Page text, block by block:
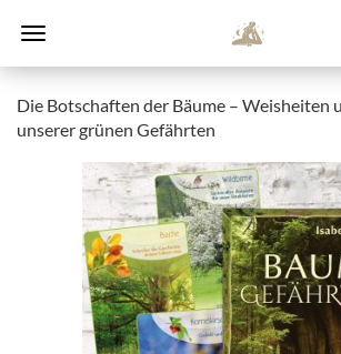
Die Botschaften der Bäume – Weisheiten
unserer grünen Gefährten